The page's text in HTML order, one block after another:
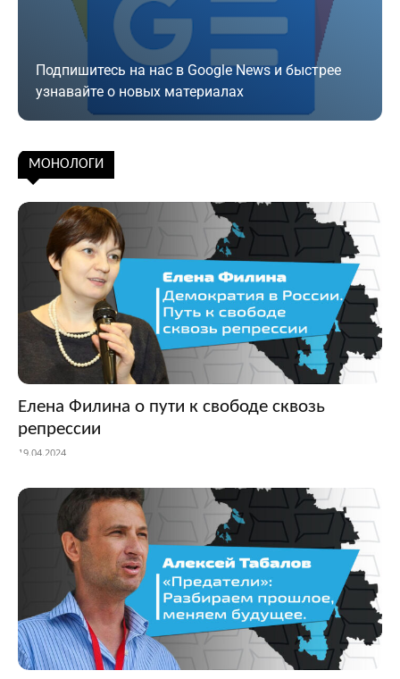
Подпишитесь на нас в Google News и быстрее
узнавайте о новых материалах
Подписаться
МОНОЛОГИ
Елена Филина о пути к свободе сквозь
репрессии
19.04.2024